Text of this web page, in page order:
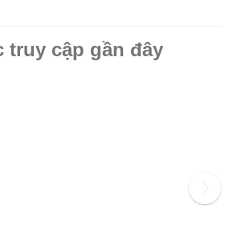
truy cập gần đây